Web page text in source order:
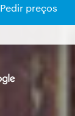
Pedir preços